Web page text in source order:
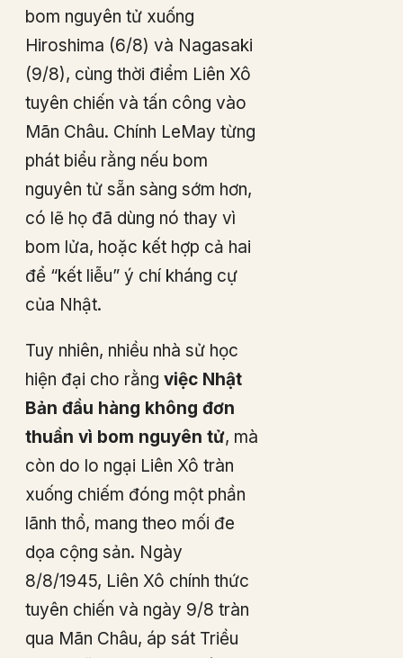
bom nguyên tử xuống
Hiroshima (6/8) và Nagasaki
(9/8), cùng thời điểm Liên Xô
tuyên chiến và tấn công vào
Mãn Châu. Chính LeMay từng
phát biểu rằng nếu bom
nguyên tử sẵn sàng sớm hơn,
có lẽ họ đã dùng nó thay vì
bom lửa, hoặc kết hợp cả hai
để “kết liễu” ý chí kháng cự
của Nhật.
Tuy nhiên, nhiều nhà sử học
hiện đại cho rằng việc Nhật
Bản đầu hàng không đơn
thuần vì bom nguyên tử, mà
còn do lo ngại Liên Xô tràn
xuống chiếm đóng một phần
lãnh thổ, mang theo mối đe
dọa cộng sản. Ngày
8/8/1945, Liên Xô chính thức
tuyên chiến và ngày 9/8 tràn
qua Mãn Châu, áp sát Triều